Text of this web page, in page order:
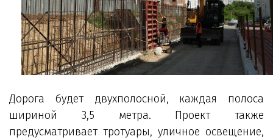
Дорога будет двухполосной, каждая полоса
шириной 3,5 метра. Проект также
предусматривает тротуары, уличное освещение,